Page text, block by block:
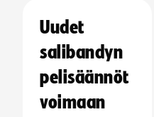
Uudet
salibandyn
pelisäännöt
voimaan